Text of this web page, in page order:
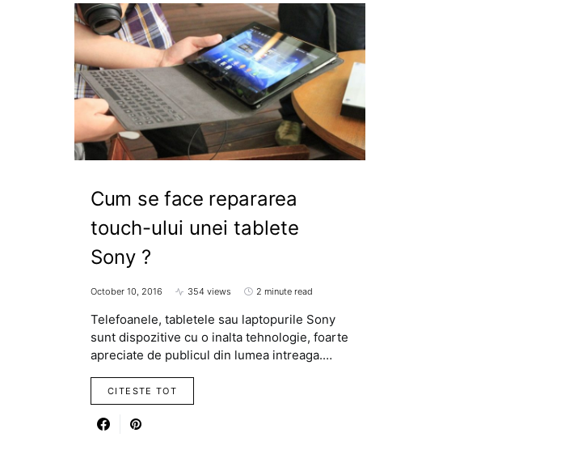
Cum se face repararea
touch-ului unei tablete
Sony ?
October 10, 2016 354 views 2 minute read
Telefoanele, tabletele sau laptopurile Sony
sunt dispozitive cu o inalta tehnologie, foarte
apreciate de publicul din lumea intreaga.…
CITESTE TOT